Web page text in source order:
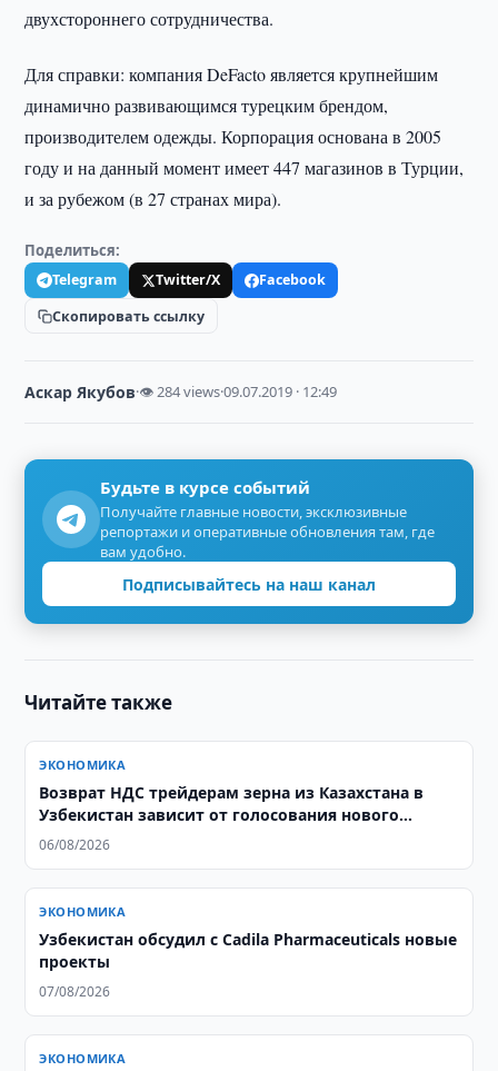
двухстороннего сотрудничества.
Для справки: компания DeFacto является крупнейшим
динамично развивающимся турецким брендом,
производителем одежды. Корпорация основана в 2005
году и на данный момент имеет 447 магазинов в Турции,
и за рубежом (в 27 странах мира).
Поделиться:
Telegram Twitter/X
Facebook
Скопировать ссылку
Аскар Якубов·👁 284 views·09.07.2019 · 12:49
Будьте в курсе событий
Получайте главные новости, эксклюзивные
репортажи и оперативные обновления там, где
вам удобно.
Подписывайтесь на наш канал
Читайте также
ЭКОНОМИКА
Возврат НДС трейдерам зерна из Казахстана в
Узбекистан зависит от голосования нового
парламента
06/08/2026
ЭКОНОМИКА
Узбекистан обсудил с Cadila Pharmaceuticals новые
проекты
07/08/2026
ЭКОНОМИКА